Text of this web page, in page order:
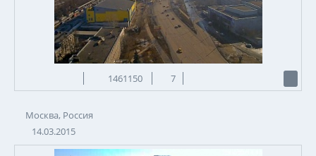
1461150 7
Москва, Россия
14.03.2015